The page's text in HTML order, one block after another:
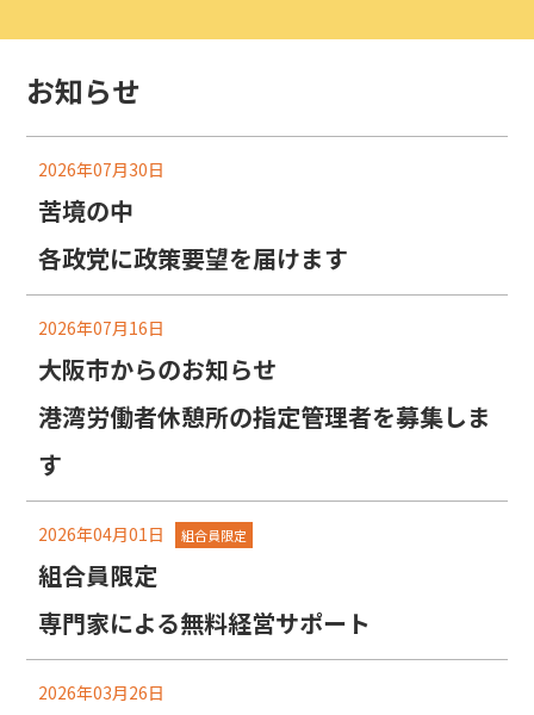
お知らせ
2026年07月30日
苦境の中
各政党に政策要望を届けます
2026年07月16日
大阪市からのお知らせ
港湾労働者休憩所の指定管理者を募集しま
す
2026年04月01日 組合員限定
組合員限定
専門家による無料経営サポート
2026年03月26日